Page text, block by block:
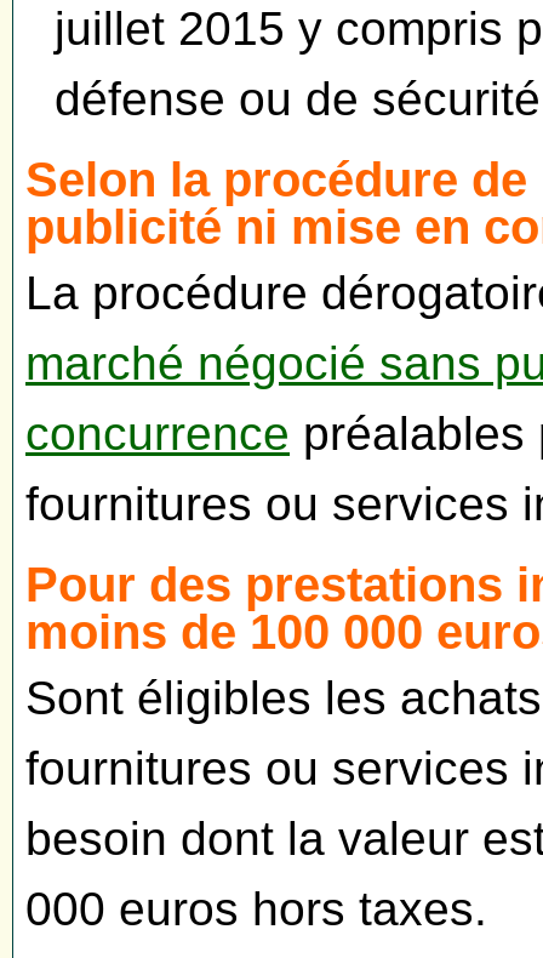
juillet 2015 y compris
défense ou de
Selon la procédure
publicité ni mise en
La procédure
marché négocié sans
concurrence préalables
fournitures ou services
Pour des prestations
moins de 100 000
Sont éligibles les
fournitures ou services
besoin dont la valeur
000 euros hors taxes.